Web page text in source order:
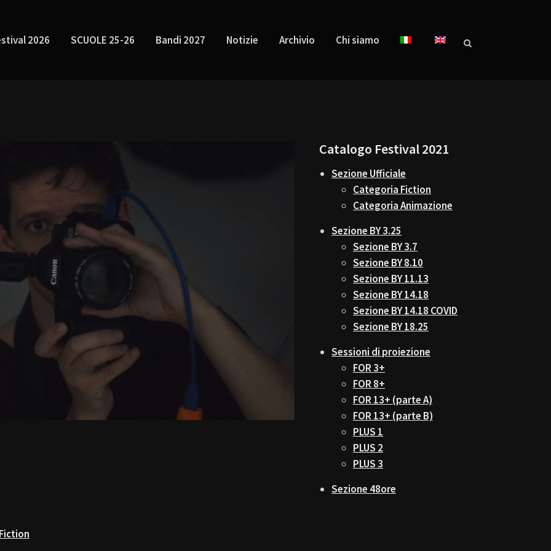
2026 SCUOLE 25-26 Bandi 2027 Notizie Archivio Chi siamo
Catalogo Festival 2021
Sezione Ufficiale
Categoria Fiction
Categoria Animazione
Sezione BY 3.25
Sezione BY 3.7
Sezione BY 8.10
Sezione BY 11.13
Sezione BY 14.18
Sezione BY 14.18 COVID
Sezione BY 18.25
Sessioni di proiezione
FOR 3+
FOR 8+
FOR 13+ (parte A)
FOR 13+ (parte B)
PLUS 1
PLUS 2
PLUS 3
Sezione 48ore